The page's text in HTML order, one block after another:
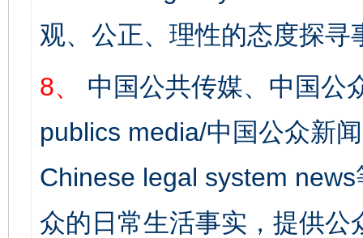
观、公正、理性的态度探寻
8、
中国公共传媒、中国公
publics media/中国公众新
Chinese legal system
众的日常生活事实，提供